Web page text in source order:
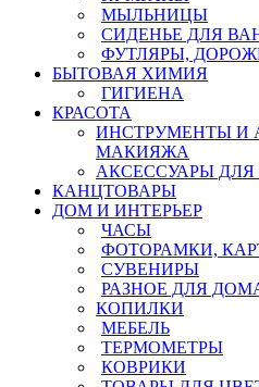
МЫЛЬНИЦЫ
СИДЕНЬЕ ДЛЯ
ФУТЛЯРЫ,
БЫТОВАЯ ХИМИЯ
ГИГИЕНА
КРАСОТА
ИНСТРУМЕНТЫ И
МАКИЯЖА
АКСЕССУАРЫ ДЛЯ
КАНЦТОВАРЫ
ДОМ И ИНТЕРЬЕР
ЧАСЫ
ФОТОРАМКИ,
СУВЕНИРЫ
РАЗНОЕ ДЛЯ
КОПИЛКИ
МЕБЕЛЬ
ТЕРМОМЕТРЫ
КОВРИКИ